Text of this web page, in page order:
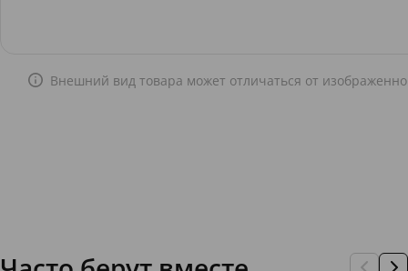
Внешний вид товара может отличаться от